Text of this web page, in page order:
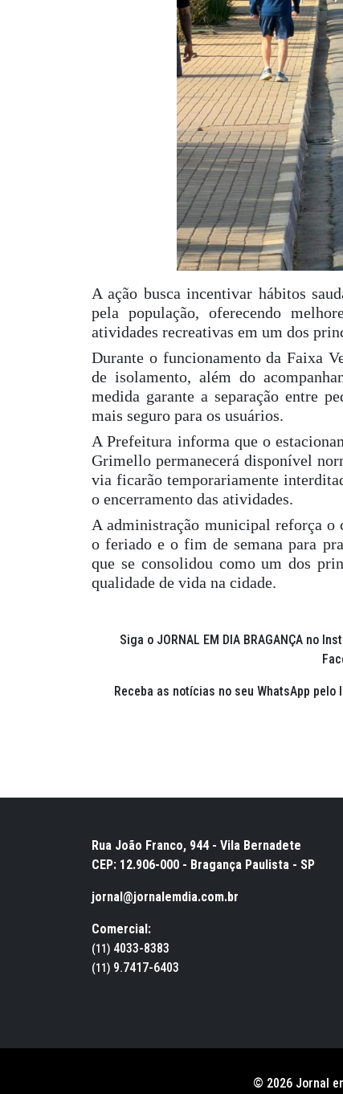
A ação busca incentivar hábitos
pela população, oferecendo
atividades recreativas em um dos
Durante o funcionamento da Faixa
de isolamento, além do
medida garante a separação entre
mais seguro para os usuários.
A Prefeitura informa que o
Grimello permanecerá disponível
via ficarão temporariamente
o encerramento das atividades.
A administração municipal reforça o
o feriado e o fim de semana para
que se consolidou como um dos
qualidade de vida na cidade.
Siga o JORNAL EM DIA BRAGANÇA no
Receba as notícias no seu WhatsApp pelo
Rua João Franco, 944 - Vila Bernadete
CEP: 12.906-000 - Bragança Paulista - SP
jornal@jornalemdia.com.br
Comercial:
(11) 4033-8383
(11) 9.7417-6403
© 2026 Jornal